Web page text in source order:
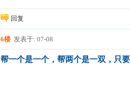
回复
6楼 发表于: 07-08
帮一个是一个，帮两个是一双，只